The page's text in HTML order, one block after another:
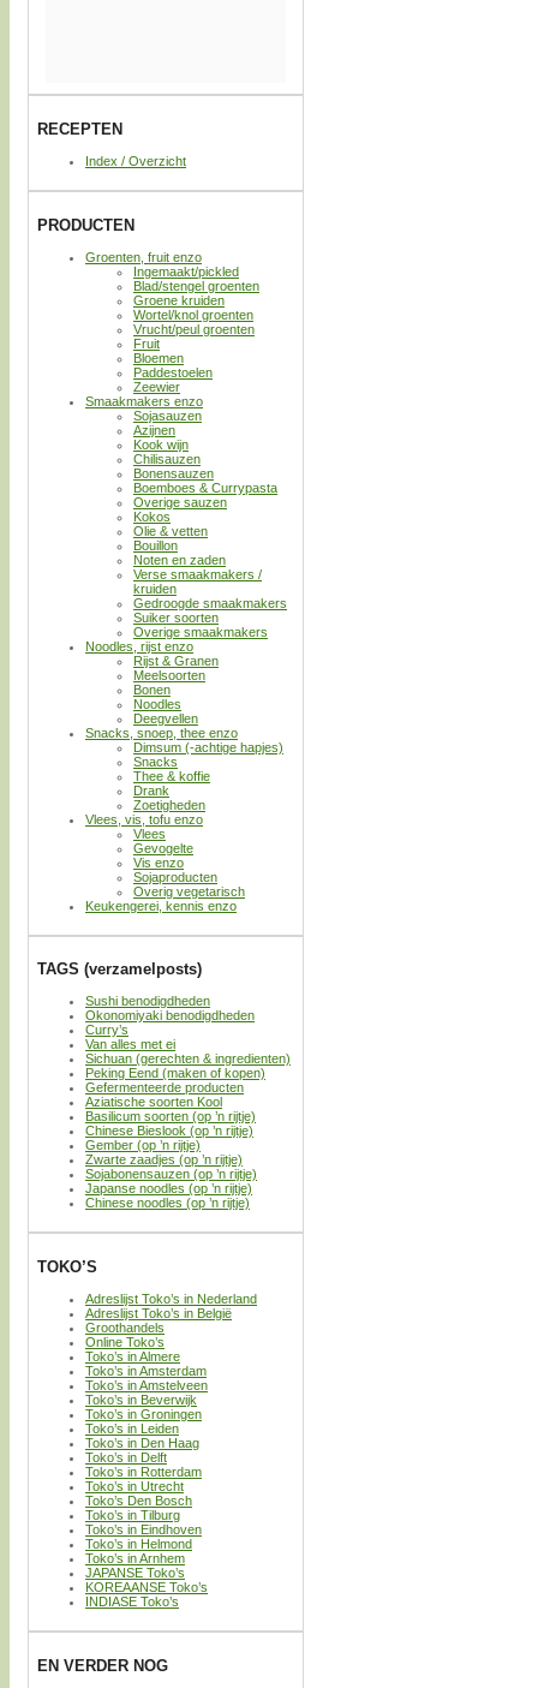
RECEPTEN
Index / Overzicht
PRODUCTEN
Groenten, fruit enzo
Ingemaakt/pickled
Blad/stengel groenten
Groene kruiden
Wortel/knol groenten
Vrucht/peul groenten
Fruit
Bloemen
Paddestoelen
Zeewier
Smaakmakers enzo
Sojasauzen
Azijnen
Kook wijn
Chilisauzen
Bonensauzen
Boemboes & Currypasta
Overige sauzen
Kokos
Olie & vetten
Bouillon
Noten en zaden
Verse smaakmakers /
kruiden
Gedroogde smaakmakers
Suiker soorten
Overige smaakmakers
Noodles, rijst enzo
Rijst & Granen
Meelsoorten
Bonen
Noodles
Deegvellen
Snacks, snoep, thee enzo
Dimsum (-achtige hapjes)
Snacks
Thee & koffie
Drank
Zoetigheden
Vlees, vis, tofu enzo
Vlees
Gevogelte
Vis enzo
Sojaproducten
Overig vegetarisch
Keukengerei, kennis enzo
TAGS (verzamelposts)
Sushi benodigdheden
Okonomiyaki benodigdheden
Curry’s
Van alles met ei
Sichuan (gerechten & ingredienten)
Peking Eend (maken of kopen)
Gefermenteerde producten
Aziatische soorten Kool
Basilicum soorten (op ’n rijtje)
Chinese Bieslook (op ’n rijtje)
Gember (op ’n rijtje)
Zwarte zaadjes (op ’n rijtje)
Sojabonensauzen (op ’n rijtje)
Japanse noodles (op ’n rijtje)
Chinese noodles (op ’n rijtje)
TOKO’S
Adreslijst Toko’s in Nederland
Adreslijst Toko’s in België
Groothandels
Online Toko’s
Toko’s in Almere
Toko’s in Amsterdam
Toko’s in Amstelveen
Toko’s in Beverwijk
Toko’s in Groningen
Toko’s in Leiden
Toko’s in Den Haag
Toko’s in Delft
Toko’s in Rotterdam
Toko’s in Utrecht
Toko’s Den Bosch
Toko’s in Tilburg
Toko’s in Eindhoven
Toko’s in Helmond
Toko’s in Arnhem
JAPANSE Toko’s
KOREAANSE Toko’s
INDIASE Toko’s
EN VERDER NOG